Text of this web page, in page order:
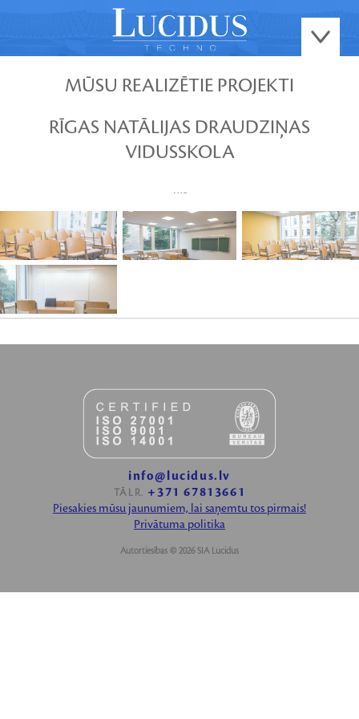
MŪSU REALIZĒTIE PROJEKTI
RĪGAS NATĀLIJAS DRAUDZIŅAS
VIDUSSKOLA
…..
APSKATĪT FOTO APSKATĪT FOTO APSKATĪT FOTO
info@lucidus.lv
TĀLR. +371 67813661
Piesakies mūsu jaunumiem, lai saņemtu tos pirmais!
Privātuma politika
Autortiesības © 2026 SIA Lucidus